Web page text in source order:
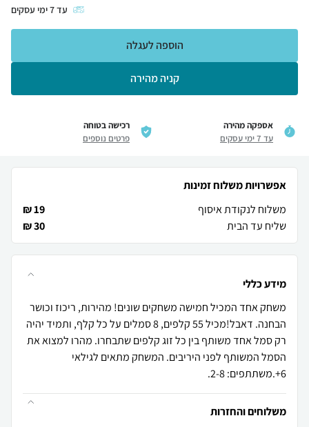
עד7ימי עסקים
קניה מהירה
הוספה לעגלה
אספקה מהירה
עד 7 ימי עסקים
רכישה בטוחה
פרטים נוספים
אפשרויות משלוח זמינות
משלוח לנקודת איסוף
19 ₪
שליח עד הבית
30 ₪
מידע כללי
משחק אחד המכיל חמישה משחקים שונים! מהירות, ריכוז וכושר
הבחנה. דאבל!מכיל 55 קלפים, 8 סמלים על כל קלף, ותמיד יהיה
רק סמל אחד משותף בין כל זוג קלפים שתבחרו. מהרו למצוא את
הסמל המשותף לפני היריבים. המשחק מתאים לגילאי
6+.משתתפים: 2-8.
משלוחים והחזרות